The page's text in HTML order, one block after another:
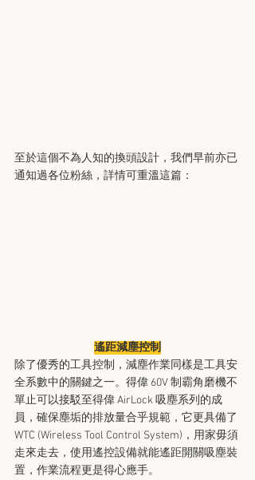
至於這個不為人知的換頭設計，我們早前亦已
通知過各位粉絲，詳情可重溫這篇：
遙距減塵控制
除了優秀的工具控制，減塵作業同樣是工具安
全系數中的關鍵之一。得偉 60V 制霸角磨機不
單止可以接駁至得偉 AirLock 吸塵系列的成
員，確保塵垢的排放量合乎規範，它更具備了
WTC (Wireless Tool Control System)，用家毋須
走來走去，使用遙控設備就能遙距開關吸塵裝
置，作業流程更是得心應手。